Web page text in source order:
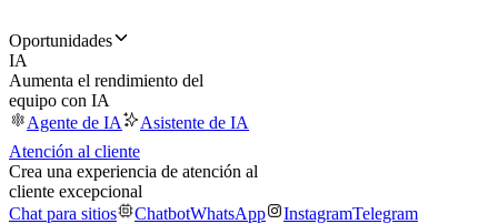
Oportunidades
IA
Aumenta el rendimiento del
equipo con IA
Agente de IA
Asistente de IA
Atención al cliente
Crea una experiencia de atención al
cliente excepcional
Chat para sitios
ChatbotWhatsApp InstagramTelegram